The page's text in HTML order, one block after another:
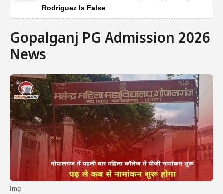
Rodriguez Is False
Gopalganj PG Admission 2026
News
Img